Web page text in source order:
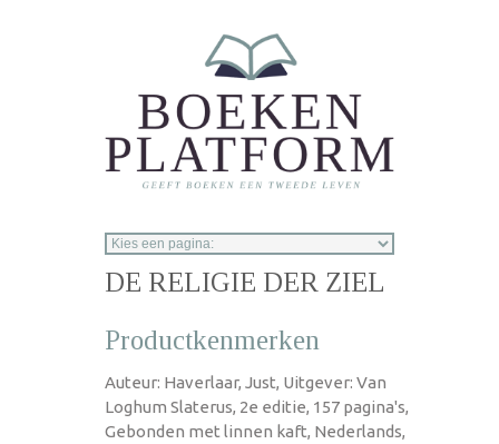
DE RELIGIE DER ZIEL
Productkenmerken
Auteur: Haverlaar, Just, Uitgever: Van
Loghum Slaterus, 2e editie, 157 pagina's,
Gebonden met linnen kaft, Nederlands,